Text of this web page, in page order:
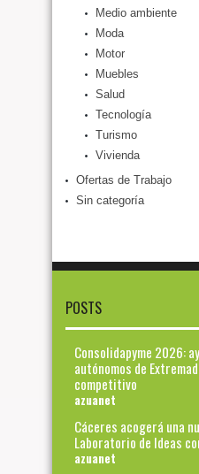
Medio ambiente
Moda
Motor
Muebles
Salud
Tecnología
Turismo
Vivienda
Ofertas de Trabajo
Sin categoría
POSTS
Consolidapyme 2026:
autónomos de
competitivo
azuanet
Cáceres acogerá una
Laboratorio de Ideas
azuanet